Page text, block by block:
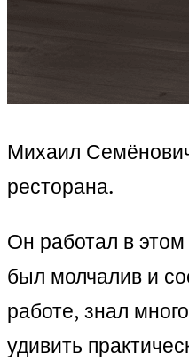
Михаил
ресторана.
Он работал в
был молчалив и
работе, знал
удивить